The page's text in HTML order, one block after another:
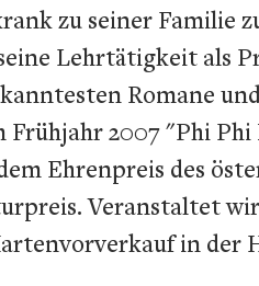
zu seiner Familie
Lehrtätigkeit als
Romane
2007 "Phi
Ehrenpreis des
Veranstaltet
in der